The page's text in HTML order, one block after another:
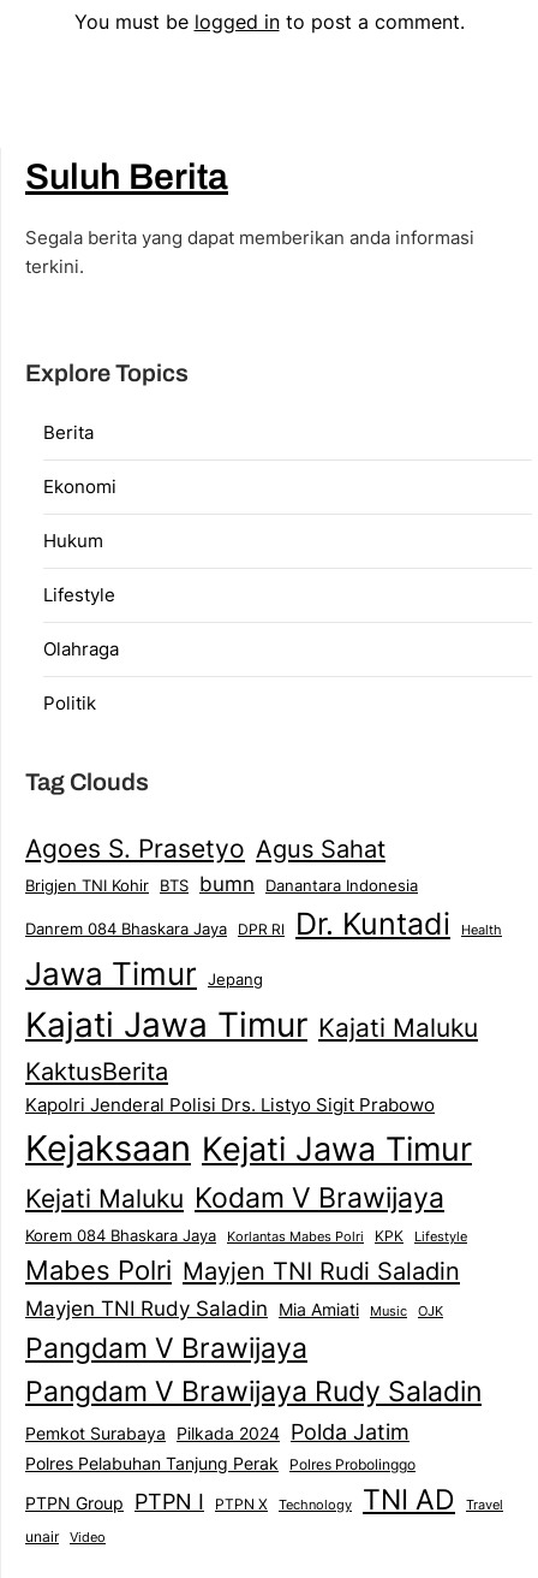
You must be logged into post a comment.
Suluh Berita
Segala berita yang dapat memberikan anda informasi
terkini.
Explore Topics
Berita
Ekonomi
Hukum
Lifestyle
Olahraga
Politik
Tag Clouds
Agoes S. Prasetyo Agus Sahat
Brigjen TNI Kohir BTS bumn Danantara Indonesia
Danrem 084 Bhaskara Jaya DPR RI Dr. Kuntadi Health
Jawa Timur Jepang
Kajati Jawa Timur Kajati Maluku
KaktusBerita
Kapolri Jenderal Polisi Drs. Listyo Sigit Prabowo
Kejaksaan Kejati Jawa Timur
Kejati Maluku Kodam V Brawijaya
Korem 084 Bhaskara Jaya Korlantas Mabes Polri KPK Lifestyle
Mabes Polri Mayjen TNI Rudi Saladin
Mayjen TNI Rudy Saladin Mia Amiati Music OJK
Pangdam V Brawijaya
Pangdam V Brawijaya Rudy Saladin
Pemkot Surabaya Pilkada 2024 Polda Jatim
Polres Pelabuhan Tanjung Perak Polres Probolinggo
PTPN Group PTPN I PTPN X Technology TNI AD Travel
unair Video